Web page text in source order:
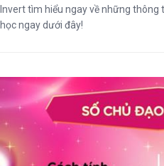
Invert tìm hiểu ngay về những
học ngay dưới đây!